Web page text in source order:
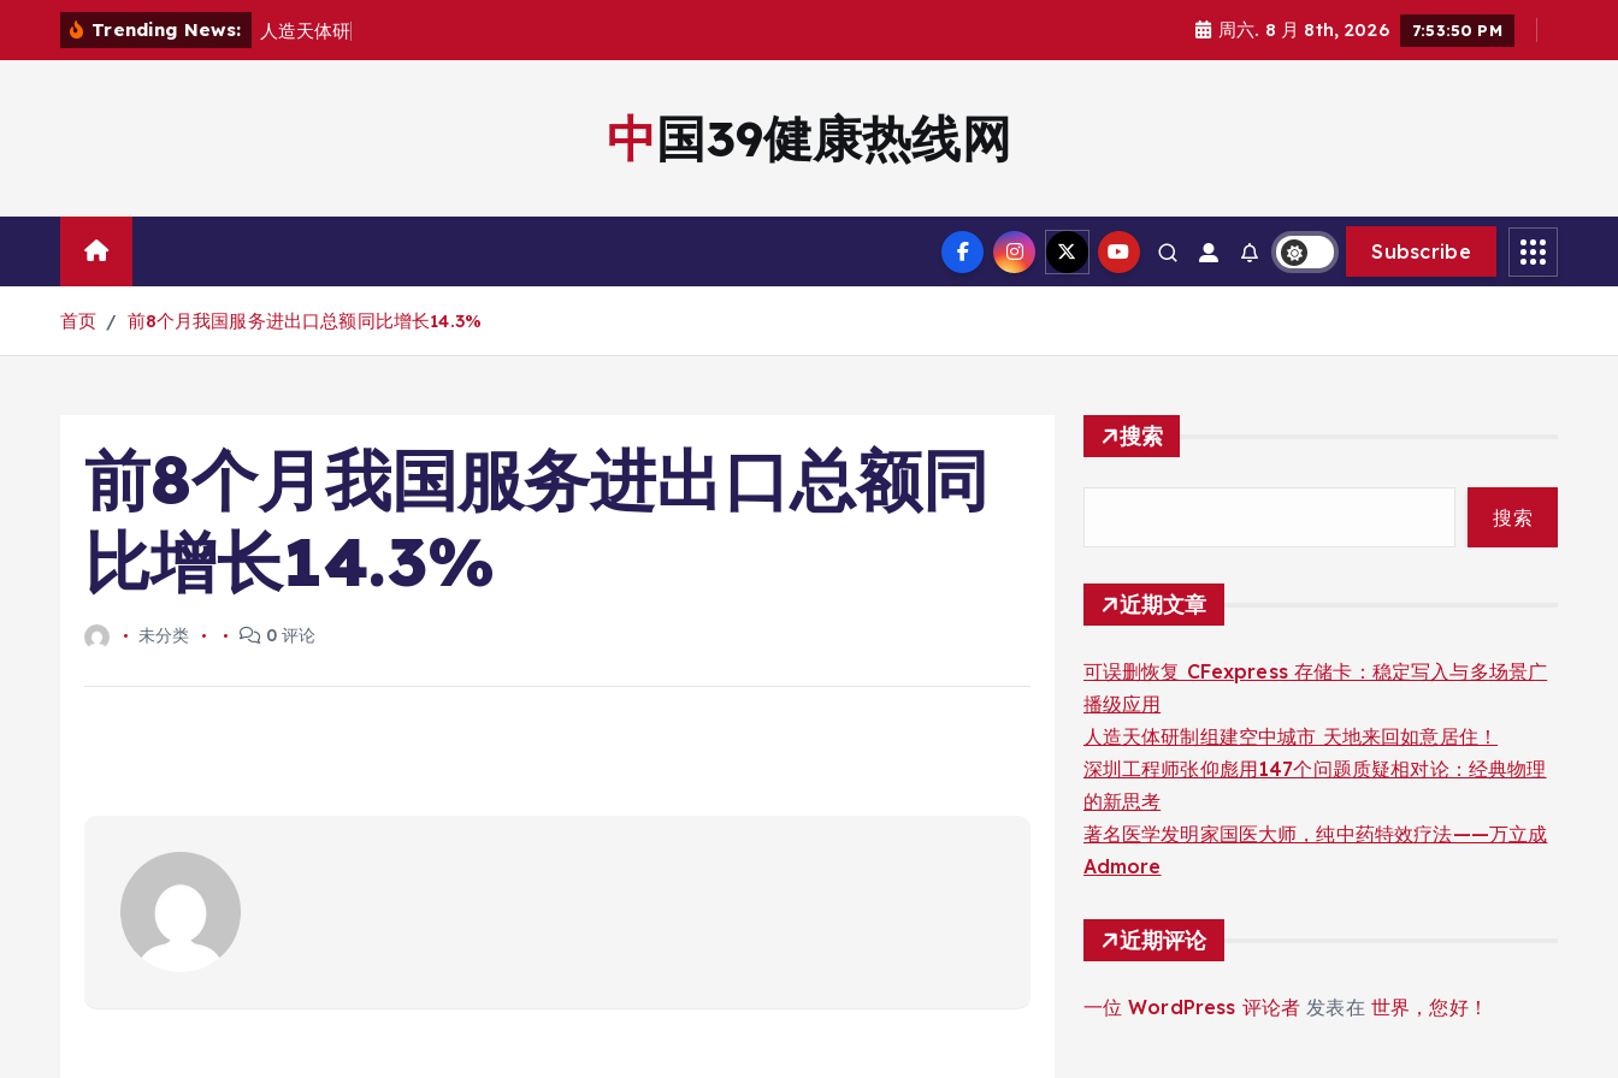
Trending News: 人造天体研 周六. 8 月 8th, 2026 7:53:50 PM
中国39健康热线网
Subscribe
首页 前8个月我国服务进出口总额同比增长14.3%
前8个月我国服务进出口总额同
比增长14.3%
未分类 0 评论
搜索
搜索
近期文章
可误删恢复 CFexpress 存储卡：稳定写入与多场景广
播级应用
人造天体研制组建空中城市 天地来回如意居住！
深圳工程师张仰彪用147个问题质疑相对论：经典物理
的新思考
著名医学发明家国医大师，纯中药特效疗法——万立成
Admore
近期评论
一位 WordPress 评论者 发表在 世界，您好！